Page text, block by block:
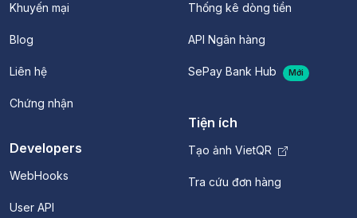
Khuyến mại
Blog
Liên hệ
Chứng nhận
Developers
WebHooks
User API
Thống kê dòng tiền
API Ngân hàng
SePay Bank Hub Mới
Tiện ích
Tạo ảnh VietQR
Tra cứu đơn hàng